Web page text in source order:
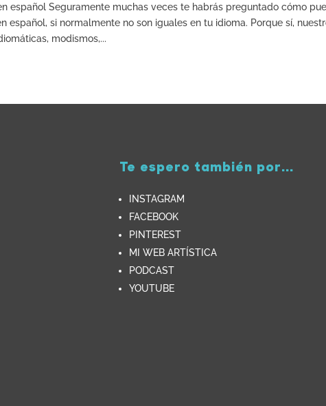
español Seguramente muchas veces te habrás preguntado cómo
español, si normalmente no son iguales en tu idioma. Porque sí,
modismos,...
Te espero también por...
INSTAGRAM
FACEBOOK
PINTEREST
MI WEB ARTÍSTICA
PODCAST
YOUTUBE